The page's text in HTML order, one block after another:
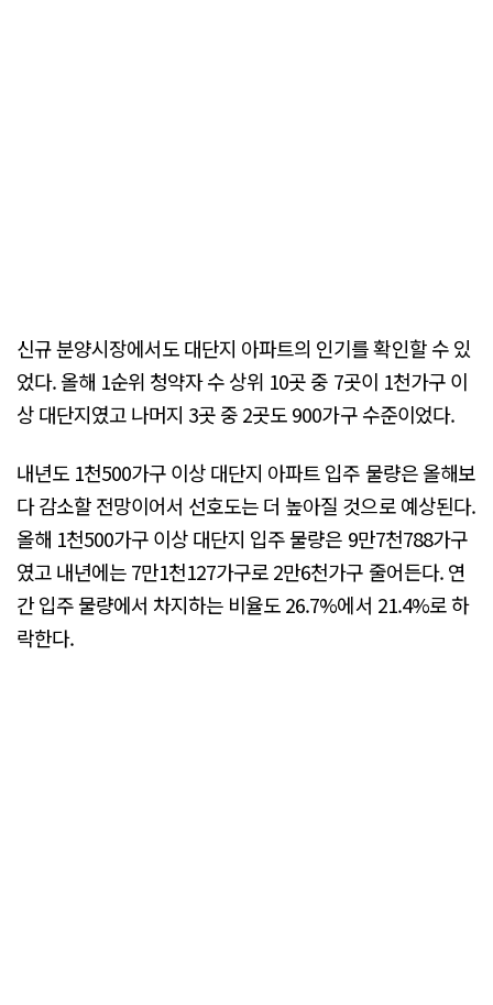
신규 분양시장에서도 대단지 아파트의 인기를 확인할 수 있
었다. 올해 1순위 청약자 수 상위 10곳 중 7곳이 1천가구 이
상 대단지였고 나머지 3곳 중 2곳도 900가구 수준이었다.
내년도 1천500가구 이상 대단지 아파트 입주 물량은 올해보
다 감소할 전망이어서 선호도는 더 높아질 것으로 예상된다.
올해 1천500가구 이상 대단지 입주 물량은 9만7천788가구
였고 내년에는 7만1천127가구로 2만6천가구 줄어든다. 연
간 입주 물량에서 차지하는 비율도 26.7%에서 21.4%로 하
락한다.